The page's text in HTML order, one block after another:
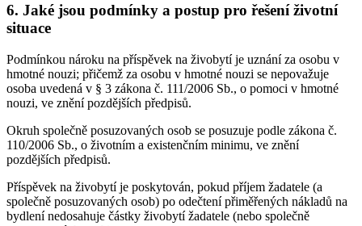
6. Jaké jsou podmínky a postup pro řešení životní
situace
Podmínkou nároku na příspěvek na živobytí je uznání za osobu v
hmotné nouzi; přičemž za osobu v hmotné nouzi se nepovažuje
osoba uvedená v § 3 zákona č. 111/2006 Sb., o pomoci v hmotné
nouzi, ve znění pozdějších předpisů.
Okruh společně posuzovaných osob se posuzuje podle zákona č.
110/2006 Sb., o životním a existenčním minimu, ve znění
pozdějších předpisů.
Příspěvek na živobytí je poskytován, pokud příjem žadatele (a
společně posuzovaných osob) po odečtení přiměřených nákladů na
bydlení nedosahuje částky živobytí žadatele (nebo společně